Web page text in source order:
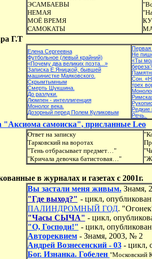
ЭСАМБАЕВЫ
НЕМАЯ
МОЁ ВРЕМЯ
САМОКАТЫ
Г.Т
Елена Сергеевна
Футбольное (левый крайний)
«Почему два великих поэта...»
Записка Е.Яницкой, бывшей
машинистке Маяковского.
Скрымтымным
Смерть Шукшина.
До разлуки.
Люмпен - интеллигенция
Монолог века.
Дозорный перед Полем Куликовым
Первая
Не
«Ты
Сон.
трех
Редкие
Речь.
"Аксиома самоиска", присланные Leo
Ответ на записку
Тарковский на воротах
"Тень отбрасывает предмет…"
"Кричала девочка батистовая…"
в журналах и газетах с 2001г.
Вы застали меня живым.Знамя,
"Где выход?" - цикл,
ПАЛИНДРОМНЫЙ ГОД.
"Часы СЫЧА" - цикл,
"О, Господи!" - цикл,
Автореквием- Знамя, 2003, № 2
Андрей Вознесенский - 03- цикл,
Бог. Изнанка. Гобелен "Московский